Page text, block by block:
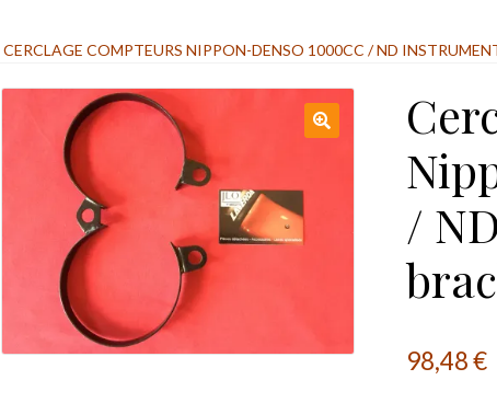
CERCLAGE COMPTEURS NIPPON-DENSO 1000CC / ND
/
98,48€